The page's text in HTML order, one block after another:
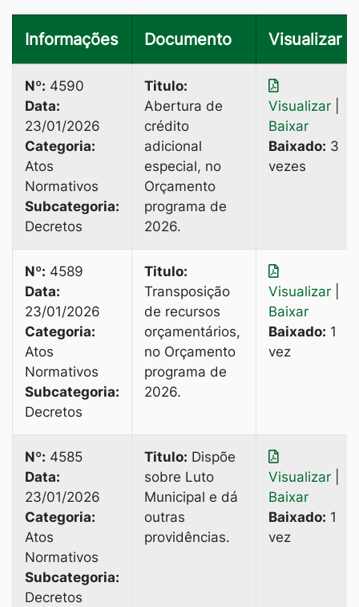
Informações Documento Visualizar
Nº: 4590
Data:
23/01/2026
Categoria:
Atos
Normativos
Subcategoria:
Decretos
Titulo:
Abertura de
crédito
adicional
especial, no
Orçamento
programa de
2026.
Visualizar
Baixar
Baixado: 3
vezes
Nº: 4589
Data:
23/01/2026
Categoria:
Atos
Normativos
Subcategoria:
Decretos
Titulo:
Transposição
de recursos
orçamentários,
no Orçamento
programa de
2026.
Visualizar
Baixar
Baixado: 1
vez
Nº: 4585
Data:
23/01/2026
Categoria:
Atos
Normativos
Subcategoria:
Decretos
Titulo: Dispõe
sobre Luto
Municipal e dá
outras
providências.
Visualizar
Baixar
Baixado: 1
vez